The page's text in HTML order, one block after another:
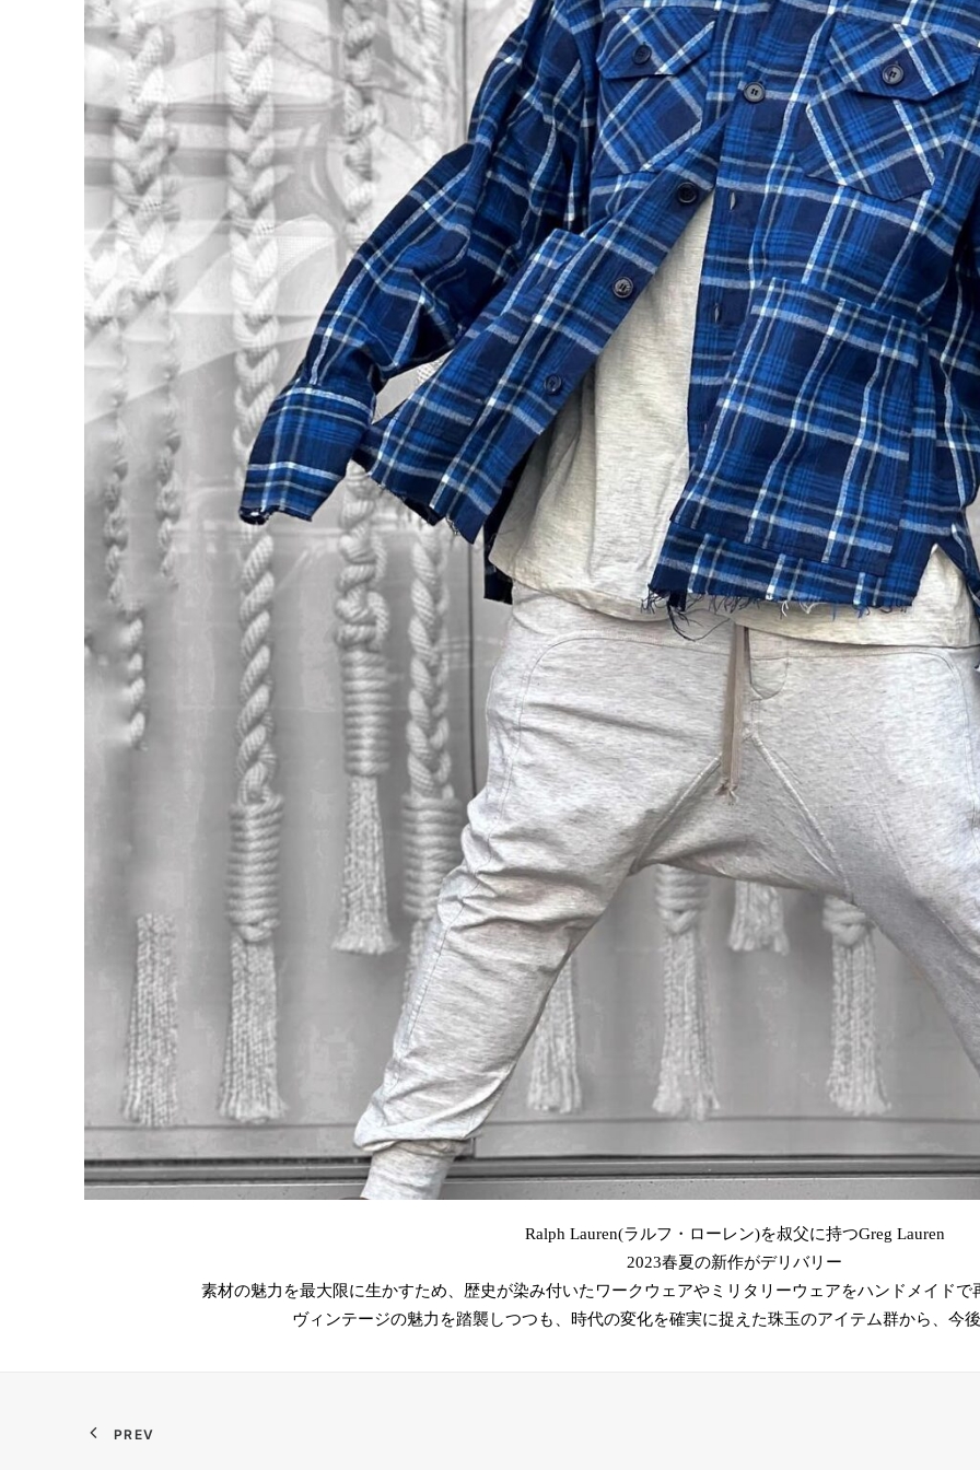
Ralph Lauren(ラルフ・ローレン)を叔父に持つGreg Lauren
2023春夏の新作がデリバリー
素材の魅力を最大限に生かすため、歴史が染み付いたワークウェアやミリタリーウェアをハンドメイド
ヴィンテージの魅力を踏襲しつつも、時代の変化を確実に捉えた珠玉のアイテム群から、今
PREV